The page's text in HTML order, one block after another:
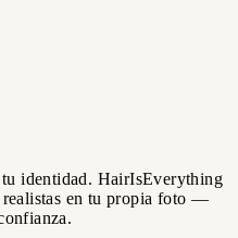
identidad. HairIsEverything
realistas en tu propia foto —